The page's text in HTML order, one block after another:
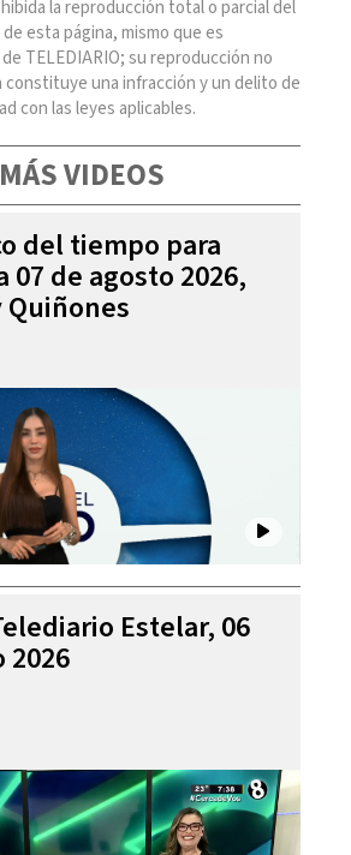
la reproducción total o parcial del
esta página, mismo que es
TELEDIARIO; su reproducción no
constituye una infracción y un delito de
con las leyes aplicables.
MÁS VIDEOS
del tiempo para
07 de agosto 2026,
Quiñones
Estelar, 06
2026